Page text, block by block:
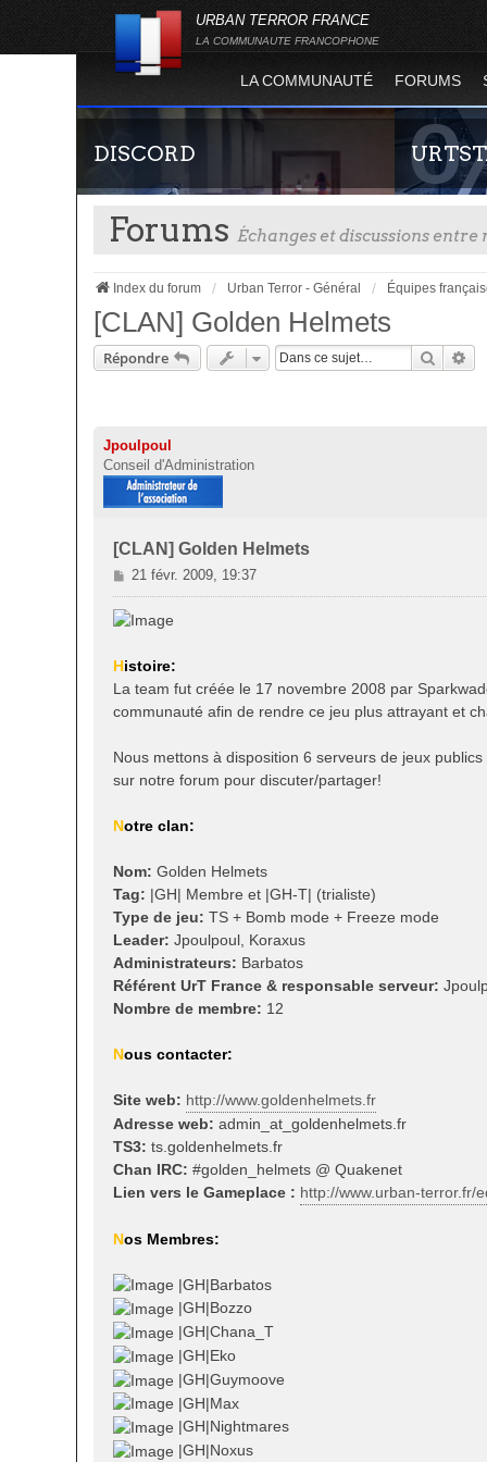
URBAN TERROR FRANCE
LA COMMUNAUTE FRANCOPHONE
LA COMMUNAUTÉ FORUMS
DISCORD
Rejoignez-nous sur le discord Urban Terror
Forums Échanges et discussions
Index du forum Urban Terror - Général Équipes
[CLAN] Golden Helmets
Répondre
Jpoulpoul
Conseil d'Administration
[CLAN] Golden Helmets
M
e
s
g
e
21 févr. 2009, 19:37
Histoire:
La team fut créée le 17 novembre 2008 par
communauté afin de rendre ce jeu plus attrayant et
Nous mettons à disposition 6 serveurs de jeux
sur notre forum pour discuter/partager!
Notre clan:
Nom: Golden Helmets
Tag: |GH| Membre et |GH-T| (trialiste)
Type de jeu: TS + Bomb mode + Freeze mode
Leader: Jpoulpoul, Koraxus
Administrateurs: Barbatos
Référent UrT France & responsable serveur:
Nombre de membre: 12
Nous contacter:
Site web: http://www.goldenhelmets.fr
Adresse web: admin_at_goldenhelmets.fr
TS3: ts.goldenhelmets.fr
Chan IRC: #golden_helmets @ Quakenet
Lien vers le Gameplace : http://www.urban-terror.fr/
Nos Membres:
|GH|Barbatos
|GH|Bozzo
|GH|Chana_T
|GH|Eko
|GH|Guymoove
|GH|Max
|GH|Nightmares
|GH|Noxus